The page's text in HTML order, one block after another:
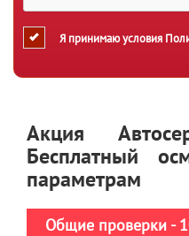
Я принимаю условия
Акция
Бесплатный
параметрам
Общие проверки -